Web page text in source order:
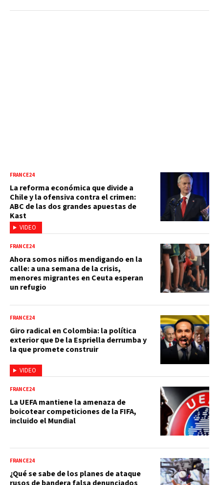
VIDEO
FRANCE24
La reforma económica que divide a
Chile y la ofensiva contra el crimen:
ABC de las dos grandes apuestas de
Kast
FRANCE24
Ahora somos niños mendigando en la
calle: a una semana de la crisis,
menores migrantes en Ceuta esperan
un refugio
VIDEO
FRANCE24
Giro radical en Colombia: la política
exterior que De la Espriella derrumba y
la que promete construir
FRANCE24
La UEFA mantiene la amenaza de
boicotear competiciones de la FIFA,
incluido el Mundial
FRANCE24
¿Qué se sabe de los planes de ataque